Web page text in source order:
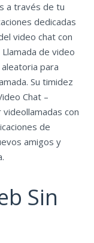
a través de tu
dedicadas
video chat con
de video
para
Su timidez
Chat –
videollamadas con
de
amigos y
Sin